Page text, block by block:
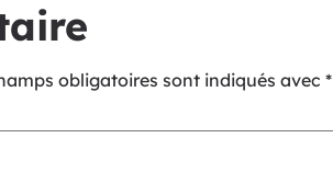
obligatoires sont indiqués avec*